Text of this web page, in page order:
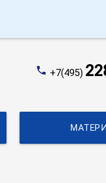
phone +7(495)